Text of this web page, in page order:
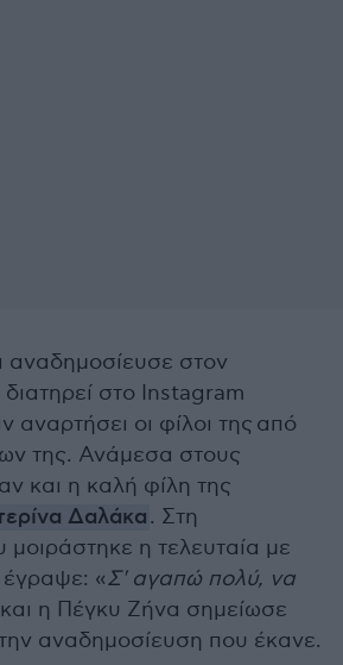
αναδημοσίευσε στον
στο Instagram
αναρτήσει οι φίλοι της από
της. Ανάμεσα στους
και η καλή φίλη της
Δαλάκα. Στη
η τελευταία με
«Σ' αγαπώ πολύ, να
η Πέγκυ Ζήνα σημείωσε
αναδημοσίευση που έκανε.